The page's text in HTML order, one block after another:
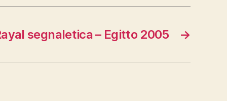
→
segnaletica – Egitto 2005